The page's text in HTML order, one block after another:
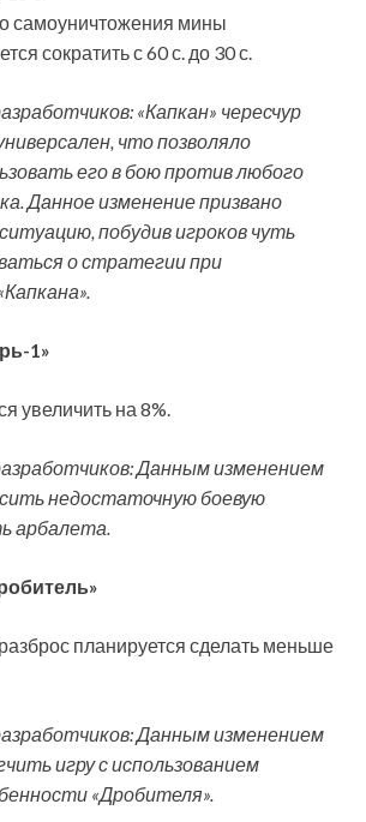
самоуничтожения мины
сократить с 60 с. до 30 с.
«Капкан» чересчур
что позволяло
его в бою против любого
Данное изменение призвано
побудив игроков чуть
о стратегии при
1»
увеличить на 8%.
Данным изменением
недостаточную боевую
арбалета.
планируется сделать меньше
Данным изменением
игру с использованием
«Дробителя».